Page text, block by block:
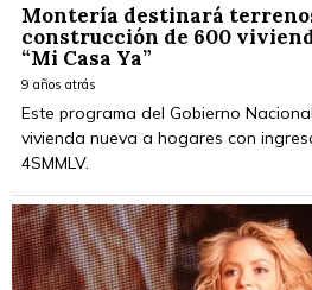
Montería destinará
construcción de 600
“Mi Casa Ya”
9 años atrás
Este programa del Gobierno
vivienda nueva a hogares con
4SMMLV.